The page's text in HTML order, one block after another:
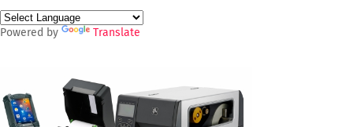
Powered by Translate